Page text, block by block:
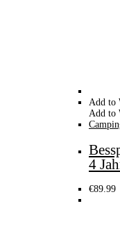
Add to
Add to
4
€89.99